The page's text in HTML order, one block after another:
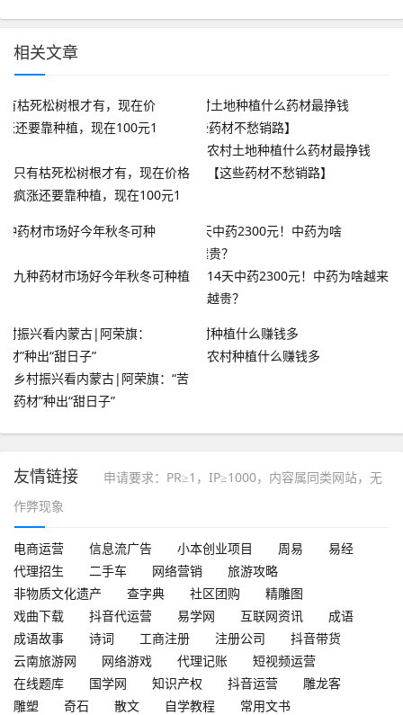
相关文章
只有枯死松树根才有，现在价格
疯涨还要靠种植，现在100元1
农村土地种植什么药材最挣钱
【这些药材不愁销路】
九种药材市场好今年秋冬可种植
14天中药2300元！中药为啥越来
越贵？
乡村振兴看内蒙古|阿荣旗：“苦
药材”种出“甜日子”
农村种植什么赚钱多
友情链接
申请要求：PR≥1，IP≥1000，内容属同类网站，无
作弊现象
电商运营 信息流广告 小本创业项目 周易
易经
代理招生
二手车 网络营销
旅游攻略
非物质文化遗产
查字典 社区团购
精雕图
戏曲下载
抖音代运营 易学网 互联网资讯
成语
成语故事
诗词 工商注册 注册公司
抖音带货
云南旅游网
网络游戏 代理记账
短视频运营
在线题库
国学网 知识产权 抖音运营
雕龙客
雕塑
奇石 散文 自学教程
常用文书